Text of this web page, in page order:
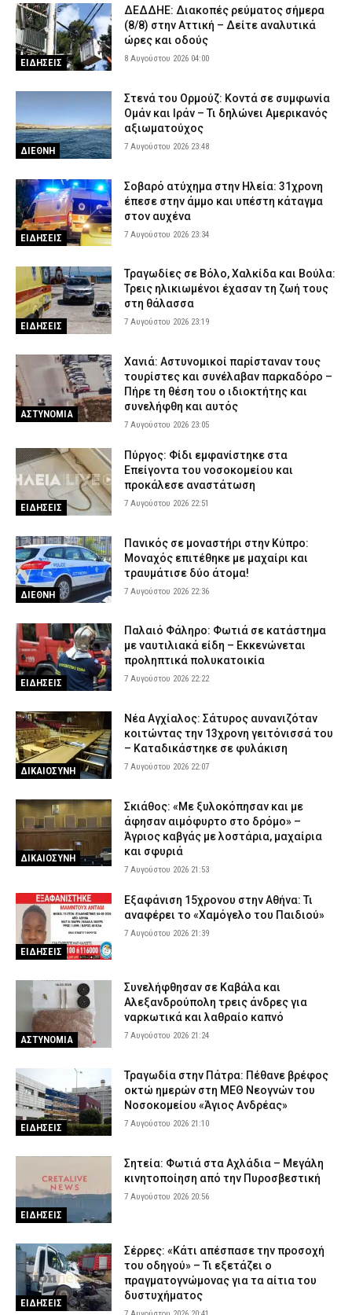
Θεσσαλονίκη: Πρώην συνδικαλιστής της ΕΛ.ΑΣ. συνελήφθη για
ρευματοκλοπή
ΑΣΤΥΝΟΜΙΑ 7 Αυγούστου 2026 17:12
Θεσσαλονίκη: Μεγάλη κινητοποίηση για φωτιά στο Μονοπήγαδο
– Επιχειρούν ισχυρές επίγειες και εναέριες δυνάμεις
ΕΙΔΗΣΕΙΣ 7 Αυγούστου 2026 17:00
Γρεβενά: Ο Σύλλογος Αλληλεγγύης και Εθελοντισμού «Ελπίδα»
ΣΩΜΑΤΑ ΑΣΦΑΛΕΙΑΣ 7 Αυγούστου 2026 16:48
Κορινθία: Μήνυμα του 112 για φωτιά στο Στεφάνι –
«Παραμείνετε σε ετοιμότητα»
ΕΙΔΗΣΕΙΣ 7 Αυγούστου 2026 16:35
Πιερία: Συνελήφθησαν δύο άνδρες που διέρρηξαν ΙΧ και άρπαξαν
αντικείμενα αξίας άνω των 19.000 ευρώ
ΑΣΤΥΝΟΜΙΑ 7 Αυγούστου 2026 16:23
ΕΙΔΗΣΕΙΣ
ΔΕΔΔΗΕ: Διακοπές ρεύματος σήμερα
(8/8) στην Αττική – Δείτε αναλυτικά
ώρες και οδούς
8 Αυγούστου 2026 04:00
ΔΙΕΘΝΗ
Στενά του Ορμούζ: Κοντά σε συμφωνία
Ομάν και Ιράν – Τι δηλώνει Αμερικανός
αξιωματούχος
7 Αυγούστου 2026 23:48
ΕΙΔΗΣΕΙΣ
Σοβαρό ατύχημα στην Ηλεία: 31χρονη
έπεσε στην άμμο και υπέστη κάταγμα
στον αυχένα
7 Αυγούστου 2026 23:34
ΕΙΔΗΣΕΙΣ
Τραγωδίες σε Βόλο, Χαλκίδα και Βούλα:
Τρεις ηλικιωμένοι έχασαν τη ζωή τους
στη θάλασσα
7 Αυγούστου 2026 23:19
ΑΣΤΥΝΟΜΙΑ
Χανιά: Αστυνομικοί παρίσταναν τους
τουρίστες και συνέλαβαν παρκαδόρο –
Πήρε τη θέση του ο ιδιοκτήτης και
συνελήφθη και αυτός
7 Αυγούστου 2026 23:05
ΕΙΔΗΣΕΙΣ
Πύργος: Φίδι εμφανίστηκε στα
Επείγοντα του νοσοκομείου και
προκάλεσε αναστάτωση
7 Αυγούστου 2026 22:51
ΔΙΕΘΝΗ
Πανικός σε μοναστήρι στην Κύπρο:
Μοναχός επιτέθηκε με μαχαίρι και
τραυμάτισε δύο άτομα!
7 Αυγούστου 2026 22:36
ΕΙΔΗΣΕΙΣ
Παλαιό Φάληρο: Φωτιά σε κατάστημα
με ναυτιλιακά είδη – Εκκενώνεται
προληπτικά πολυκατοικία
7 Αυγούστου 2026 22:22
ΔΙΚΑΙΟΣΥΝΗ
Νέα Αγχίαλος: Σάτυρος αυνανιζόταν
κοιτώντας την 13χρονη γειτόνισσά του
– Καταδικάστηκε σε φυλάκιση
7 Αυγούστου 2026 22:07
ΔΙΚΑΙΟΣΥΝΗ
Σκιάθος: «Με ξυλοκόπησαν και με
άφησαν αιμόφυρτο στο δρόμο» –
Άγριος καβγάς με λοστάρια, μαχαίρια
και σφυριά
7 Αυγούστου 2026 21:53
ΕΙΔΗΣΕΙΣ
Εξαφάνιση 15χρονου στην Αθήνα: Τι
αναφέρει το «Χαμόγελο του Παιδιού»
7 Αυγούστου 2026 21:39
ΑΣΤΥΝΟΜΙΑ
Συνελήφθησαν σε Καβάλα και
Αλεξανδρούπολη τρεις άνδρες για
ναρκωτικά και λαθραίο καπνό
7 Αυγούστου 2026 21:24
ΕΙΔΗΣΕΙΣ
Τραγωδία στην Πάτρα: Πέθανε βρέφος
οκτώ ημερών στη ΜΕΘ Νεογνών του
Νοσοκομείου «Άγιος Ανδρέας»
7 Αυγούστου 2026 21:10
ΕΙΔΗΣΕΙΣ
Σητεία: Φωτιά στα Αχλάδια – Μεγάλη
κινητοποίηση από την Πυροσβεστική
7 Αυγούστου 2026 20:56
ΕΙΔΗΣΕΙΣ
Σέρρες: «Κάτι απέσπασε την προσοχή
του οδηγού» – Τι εξετάζει ο
πραγματογνώμονας για τα αίτια του
δυστυχήματος